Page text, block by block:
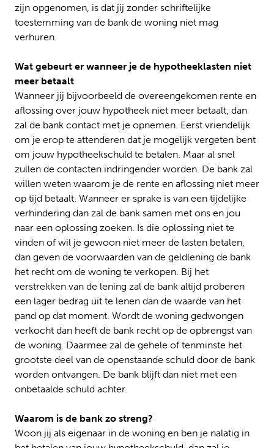
zijn opgenomen, is dat jij zonder schriftelijke
toestemming van de bank de woning niet mag
verhuren.
Wat gebeurt er wanneer je de hypotheeklasten niet
meer betaalt
Wanneer jij bijvoorbeeld de overeengekomen rente en
aflossing over jouw hypotheek niet meer betaalt, dan
zal de bank contact met je opnemen. Eerst vriendelijk
om je erop te attenderen dat je mogelijk vergeten bent
om jouw hypotheekschuld te betalen. Maar al snel
zullen de contacten indringender worden. De bank zal
willen weten waarom je de rente en aflossing niet meer
op tijd betaalt. Wanneer er sprake is van een tijdelijke
verhindering dan zal de bank samen met ons en jou
naar een oplossing zoeken. Is die oplossing niet te
vinden of wil je gewoon niet meer de lasten betalen,
dan geven de voorwaarden van de geldlening de bank
het recht om de woning te verkopen. Bij het
verstrekken van de lening zal de bank altijd proberen
een lager bedrag uit te lenen dan de waarde van het
pand op dat moment. Wordt de woning gedwongen
verkocht dan heeft de bank recht op de opbrengst van
de woning. Daarmee zal de gehele of tenminste het
grootste deel van de openstaande schuld door de bank
worden ontvangen. De bank blijft dan niet met een
onbetaalde schuld achter.
Waarom is de bank zo streng?
Woon jij als eigenaar in de woning en ben je nalatig in